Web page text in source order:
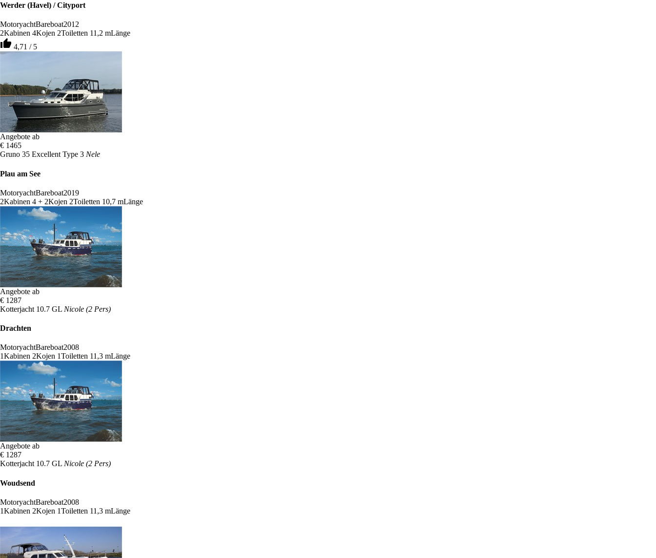
Werder (Havel) / Cityport
MotoryachtBareboat2012
2Kabinen 4Kojen 2Toiletten 11,2 mLänge
thumb_up 4,71 / 5
Angebote ab
€ 1465
Gruno 35 Excellent Type 3 Nele
Plau am See
MotoryachtBareboat2019
2Kabinen 4 + 2Kojen 2Toiletten 10,7 mLänge
Angebote ab
€ 1287
Kotterjacht 10.7 GL Nicole (2 Pers)
Drachten
MotoryachtBareboat2008
1Kabinen 2Kojen 1Toiletten 11,3 mLänge
Angebote ab
€ 1287
Kotterjacht 10.7 GL Nicole (2 Pers)
Woudsend
MotoryachtBareboat2008
1Kabinen 2Kojen 1Toiletten 11,3 mLänge